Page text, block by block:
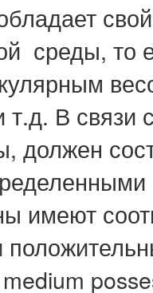
среды, то
т.д. В
должен
имеют